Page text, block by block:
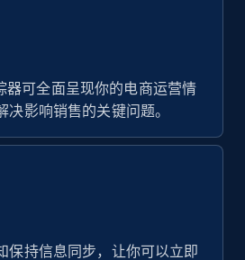
器可全面呈现你的电商运营情
影响销售的关键问题。
保持信息同步，让你可以立即